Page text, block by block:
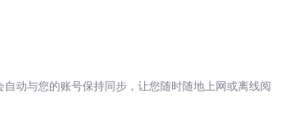
动与您的账号保持同步，让您随时随地上网或离线阅